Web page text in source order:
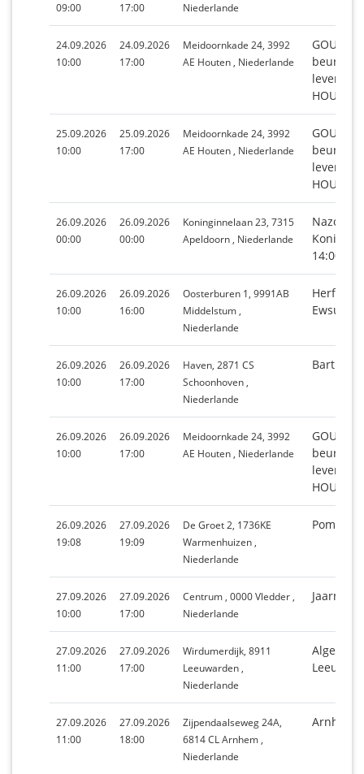
09:00
17:00
Niederlande
24.09.2026
10:00
24.09.2026
17:00
Meidoornkade 24, 3992
AE Houten , Niederlande
beurs
HOUTEN
25.09.2026
10:00
25.09.2026
17:00
Meidoornkade 24, 3992
AE Houten , Niederlande
beurs
HOUTEN
26.09.2026
00:00
26.09.2026
00:00
Koninginnelaan 23, 7315
Apeldoorn , Niederlande
14:00 -
26.09.2026
10:00
26.09.2026
16:00
Oosterburen 1, 9991AB
Middelstum ,
Niederlande
Ewsum
26.09.2026
10:00
26.09.2026
17:00
Haven, 2871 CS
Schoonhoven ,
Niederlande
26.09.2026
10:00
26.09.2026
17:00
Meidoornkade 24, 3992
AE Houten , Niederlande
beurs
HOUTEN
26.09.2026
19:08
27.09.2026
19:09
De Groet 2, 1736KE
Warmenhuizen ,
Niederlande
27.09.2026
10:00
27.09.2026
17:00
Centrum , 0000 Vledder ,
Niederlande
27.09.2026
11:00
27.09.2026
17:00
Wirdumerdijk, 8911
Leeuwarden ,
Niederlande
27.09.2026
11:00
27.09.2026
18:00
Zijpendaalseweg 24A,
6814 CL Arnhem ,
Niederlande
Arnhem